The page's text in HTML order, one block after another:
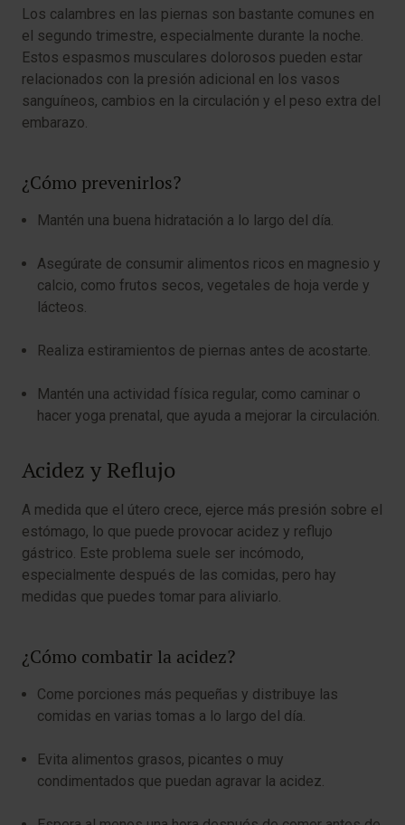
Los calambres en las piernas son bastante comunes en
el segundo trimestre, especialmente durante la noche.
Estos espasmos musculares dolorosos pueden estar
relacionados con la presión adicional en los vasos
sanguíneos, cambios en la circulación y el peso extra del
embarazo.
¿Cómo prevenirlos?
Mantén una buena hidratación a lo largo del día.
Asegúrate de consumir alimentos ricos en magnesio y
calcio, como frutos secos, vegetales de hoja verde y
lácteos.
Realiza estiramientos de piernas antes de acostarte.
Mantén una actividad física regular, como caminar o
hacer yoga prenatal, que ayuda a mejorar la circulación.
Acidez y Reflujo
A medida que el útero crece, ejerce más presión sobre el
estómago, lo que puede provocar acidez y reflujo
gástrico. Este problema suele ser incómodo,
especialmente después de las comidas, pero hay
medidas que puedes tomar para aliviarlo.
¿Cómo combatir la acidez?
Come porciones más pequeñas y distribuye las
comidas en varias tomas a lo largo del día.
Evita alimentos grasos, picantes o muy
condimentados que puedan agravar la acidez.